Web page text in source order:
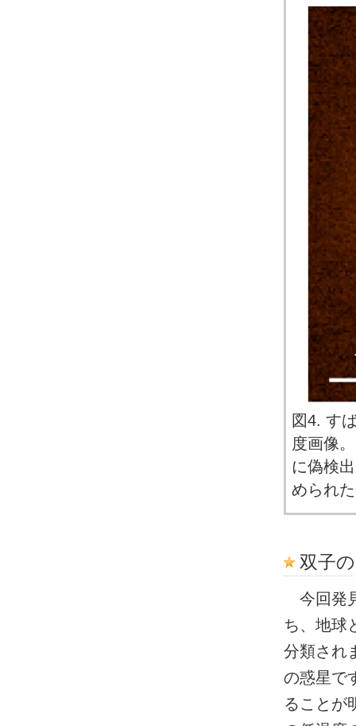
図4. す
度画像
に偽検
められ
双子
今回発
ち、地球
分類され
の惑星で
ることが